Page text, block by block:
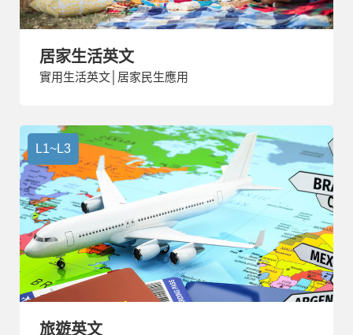
居家生活英文
實用生活英文│居家民生應用
L1~L3
旅遊英文